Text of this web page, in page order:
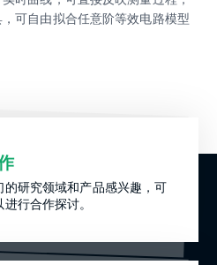
可自由拟合任意阶等效电路模型
的研究领域和产品感兴趣，可
行合作探讨。